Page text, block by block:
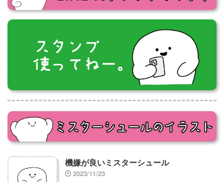
機嫌が良いミスターシュール
2023/11/23